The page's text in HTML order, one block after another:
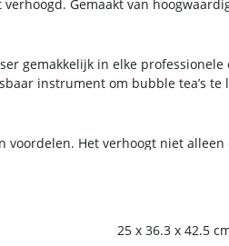
Gemaakt van
gemakkelijk in elke professionele
instrument om bubble tea’s te
voordelen. Het verhoogt niet alleen
25 x 36.3 x 42.5